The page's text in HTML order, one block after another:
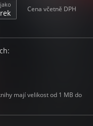
Cena včetně DPH
mají velikost od 1 MB do